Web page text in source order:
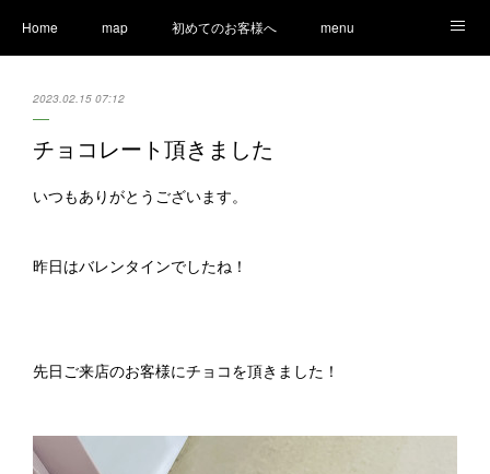
Home map 初めてのお客様へ menu
2023.02.15 07:12
チョコレート頂きました
いつもありがとうございます。
昨日はバレンタインでしたね！
先日ご来店のお客様にチョコを頂きました！